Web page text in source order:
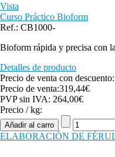
Vista
Curso Práctico Bioform
Ref.: CB1000-
Bioform rápida y precisa con
Detalles de producto
Precio de venta con descuento:
Precio de venta:319,44€
PVP sin IVA: 264,00€
Precio / kg:
ELABORACIÓN DE